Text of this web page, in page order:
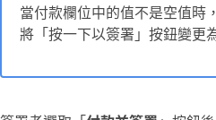
當付款欄位中的值不是空值時
將「按一下以簽署 」按鈕變更